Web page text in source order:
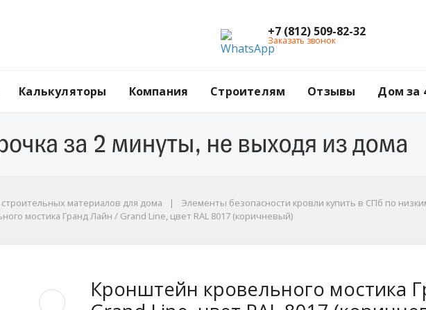
+7 (812) 509-82-32
Заказать звонок
Калькуляторы Компания Строителям Отзывы Дом за
(коричневый)
строительных материалов для дома
Элементы безопасности кровли купить в СПб по
мостика Гранд Лайн / Grand Line, цвет RAL 8017 (коричневый)
Кронштейн кровельного мостика